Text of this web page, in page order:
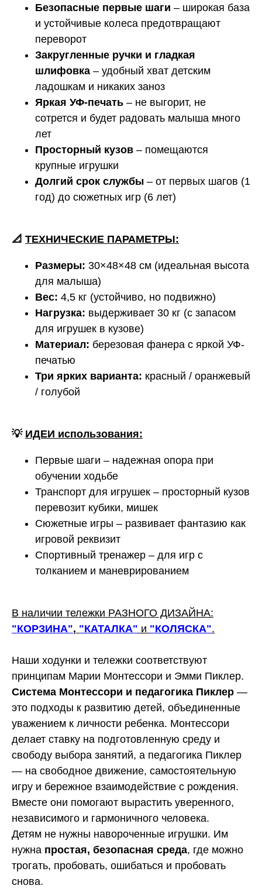
Безопасные первые шаги – широкая база
и устойчивые колеса предотвращают
переворот
Закругленные ручки и гладкая
шлифовка – удобный хват детским
ладошкам и никаких заноз
Яркая УФ-печать – не выгорит, не
сотрется и будет радовать малыша много
лет
Просторный кузов – помещаются
крупные игрушки
Долгий срок службы – от первых шагов (1
год) до сюжетных игр (6 лет)
📐 ТЕХНИЧЕСКИЕ ПАРАМЕТРЫ:
Размеры: 30×48×48 см (идеальная высота
для малыша)
Вес: 4,5 кг (устойчиво, но подвижно)
Нагрузка: выдерживает 30 кг (с запасом
для игрушек в кузове)
Материал: березовая фанера с яркой УФ-
печатью
Три ярких варианта: красный / оранжевый
/ голубой
💡 ИДЕИ использования:
Первые шаги – надежная опора при
обучении ходьбе
Транспорт для игрушек – просторный кузов
перевозит кубики, мишек
Сюжетные игры – развивает фантазию как
игровой реквизит
Спортивный тренажер – для игр с
толканием и маневрированием
В наличии тележки РАЗНОГО ДИЗАЙНА:
"КОРЗИНА", "КАТАЛКА" и "КОЛЯСКА".
Наши ходунки и тележки соответствуют
принципам Марии Монтессори и Эмми Пиклер.
Система Монтессори и педагогика Пиклер —
это подходы к развитию детей, объединенные
уважением к личности ребенка. Монтессори
делает ставку на подготовленную среду и
свободу выбора занятий, а педагогика Пиклер
— на свободное движение, самостоятельную
игру и бережное взаимодействие с рождения.
Вместе они помогают вырастить уверенного,
независимого и гармоничного человека.
Детям не нужны навороченные игрушки. Им
нужна простая, безопасная среда, где можно
трогать, пробовать, ошибаться и пробовать
снова.